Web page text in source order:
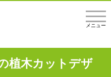
メニュー
植木カットデザ